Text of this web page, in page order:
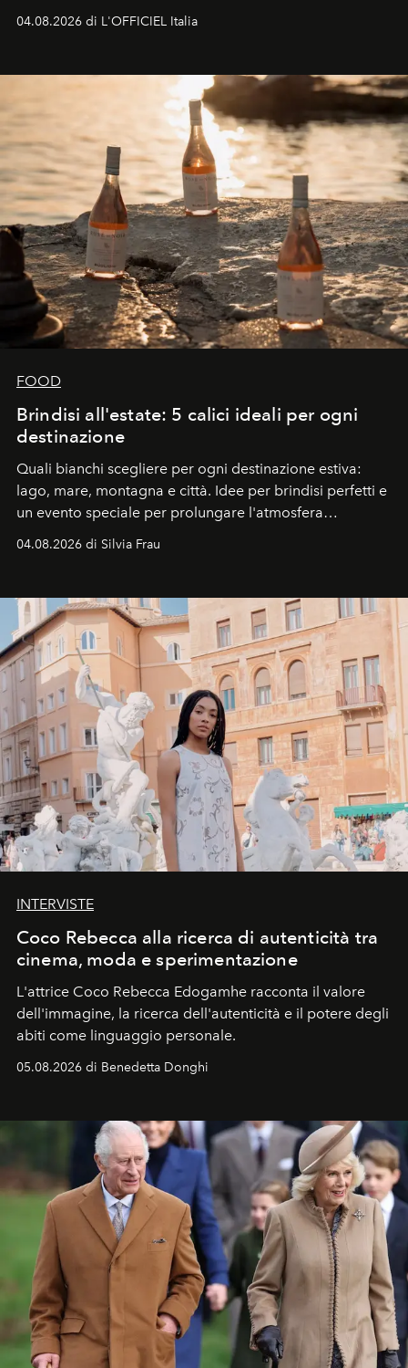
04.08.2026 di L'OFFICIEL Italia
FOOD
Brindisi all'estate: 5 calici ideali per ogni
destinazione
Quali bianchi scegliere per ogni destinazione estiva:
lago, mare, montagna e città. Idee per brindisi perfetti e
un evento speciale per prolungare l'atmosfera
04.08.2026 di Silvia Frau
INTERVISTE
Coco Rebecca alla ricerca di autenticità tra
cinema, moda e sperimentazione
L'attrice Coco Rebecca Edogamhe racconta il valore
dell'immagine, la ricerca dell'autenticità e il potere degli
abiti come linguaggio personale.
05.08.2026 di Benedetta Donghi